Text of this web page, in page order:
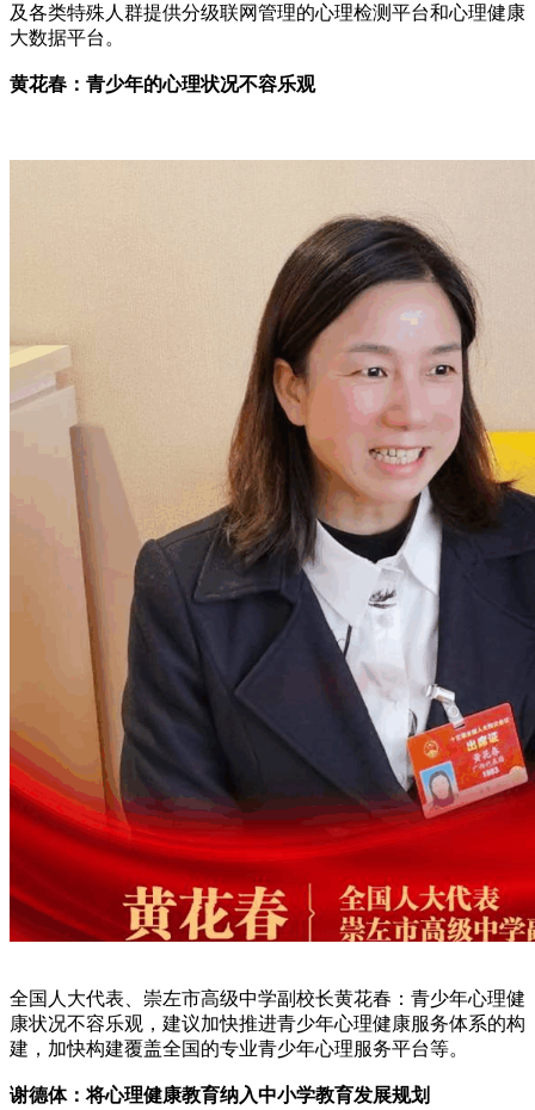
及各类特殊人群提供分级联网管理的心理检测平台和心理健康
大数据平台。
黄花春：青少年的心理状况不容乐观
全国人大代表、崇左市高级中学副校长黄花春：青少年心理健
康状况不容乐观，建议加快推进青少年心理健康服务体系的构
建，加快构建覆盖全国的专业青少年心理服务平台等。
谢德体：将心理健康教育纳入中小学教育发展规划